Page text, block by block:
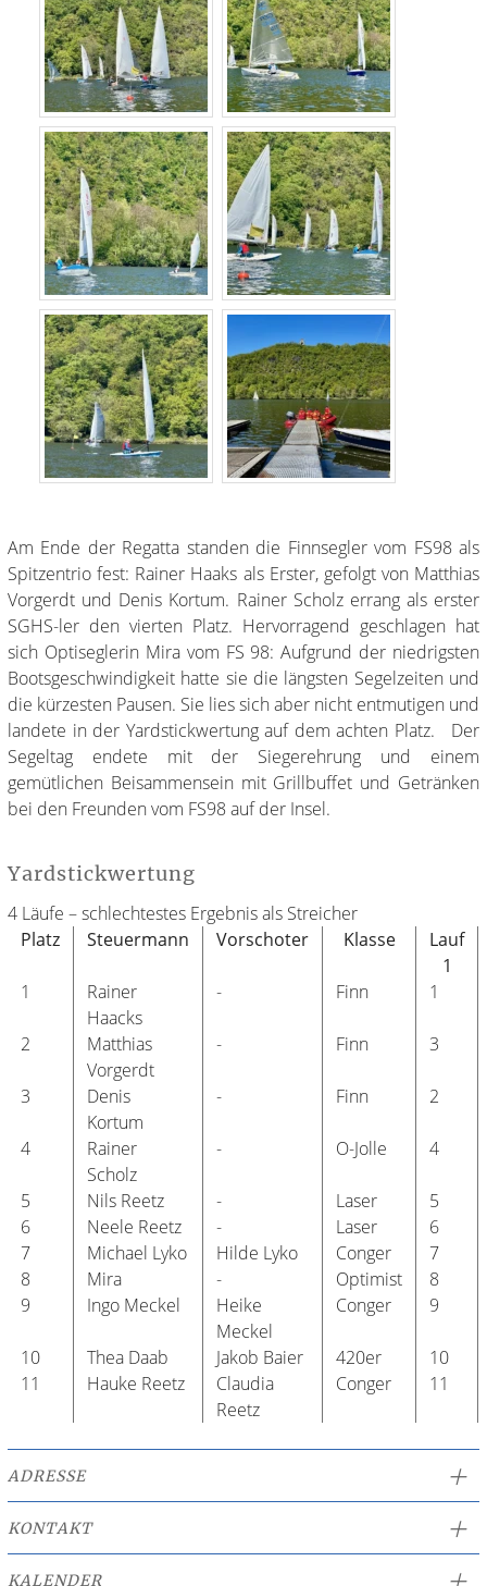
Am Ende der Regatta standen die Finnsegler vom FS98 als
Spitzentrio fest: Rainer Haaks als Erster, gefolgt von Matthias
Vorgerdt und Denis Kortum. Rainer Scholz errang als erster
SGHS-ler den vierten Platz. Hervorragend geschlagen hat
sich Optiseglerin Mira vom FS 98: Aufgrund der niedrigsten
Bootsgeschwindigkeit hatte sie die längsten Segelzeiten und
die kürzesten Pausen. Sie lies sich aber nicht entmutigen und
landete in der Yardstickwertung auf dem achten Platz. Der
Segeltag endete mit der Siegerehrung und einem
gemütlichen Beisammensein mit Grillbuffet und Getränken
bei den Freunden vom FS98 auf der Insel.
Yardstickwertung
4 Läufe – schlechtestes Ergebnis als Streicher
Platz
Steuermann Vorschoter Klasse
Lauf
1
1
Rainer
Haacks
- Finn 1
2
Matthias
Vorgerdt
- Finn 3
3
Denis
Kortum
- Finn 2
4
Rainer
Scholz
- O-Jolle 4
5 Nils Reetz - Laser
5
6
Neele Reetz - Laser
6
7
Michael Lyko Hilde Lyko Conger
7
8
Mira - Optimist
8
9
Ingo Meckel
Heike
Meckel
Conger 9
10 Thea Daab Jakob Baier 420er
10
11
Hauke Reetz
Claudia
Reetz
Conger 11
ADRESSE
58099 Hagen
KONTAKT
ZUM KONTAKTFORMULAR
KALENDER